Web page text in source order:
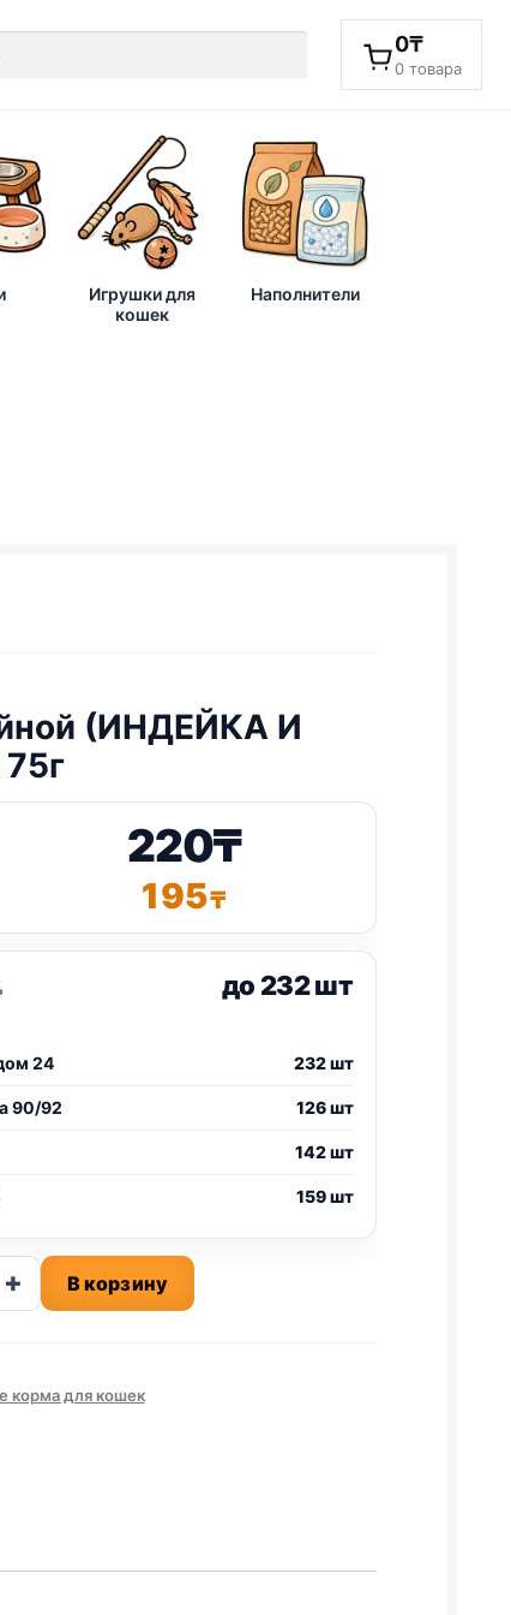
0₸
0 товара
Игрушки для
кошек
Наполнители
(ИНДЕЙКА И
220₸
195₸
до 232 шт
24 232 шт
90/92 126 шт
142 шт
159 шт
+ В корзину
корма для кошек